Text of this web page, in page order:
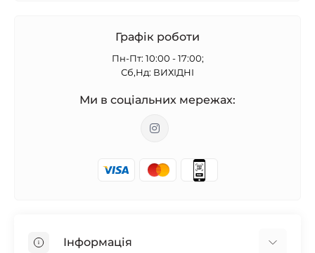
Графік роботи
Пн-Пт: 10:00 - 17:00;
Сб,Нд: ВИХІДНІ
Ми в соціальних мережах:
Інформація